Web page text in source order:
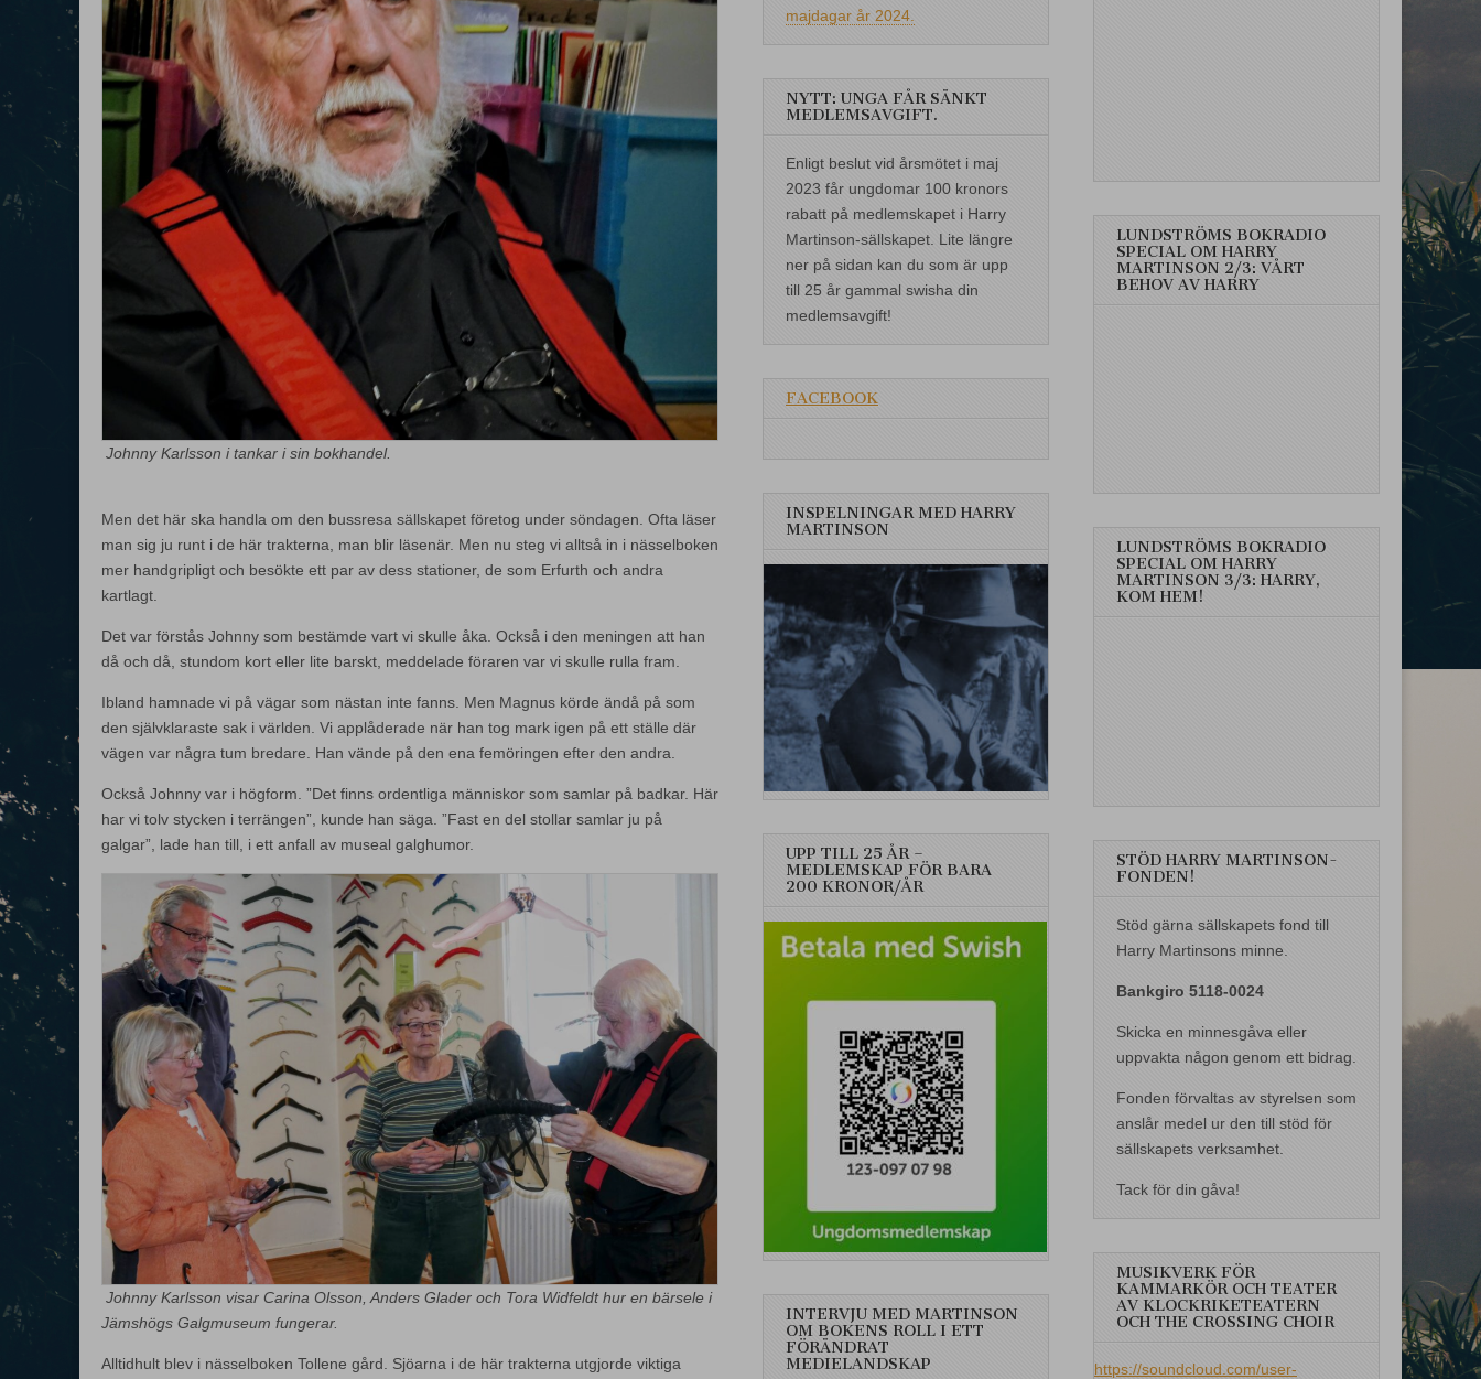
Johnny Karlsson i tankar i sin bokhandel.
Men det här ska handla om den bussresa sällskapet företog under söndagen. Ofta läser
man sig ju runt i de här trakterna, man blir läsenär. Men nu steg vi alltså in i nässelboken
mer handgripligt och besökte ett par av dess stationer, de som Erfurth och andra
kartlagt.
Det var förstås Johnny som bestämde vart vi skulle åka. Också i den meningen att han
då och då, stundom kort eller lite barskt, meddelade föraren var vi skulle rulla fram.
Ibland hamnade vi på vägar som nästan inte fanns. Men Magnus körde ändå på som
den självklaraste sak i världen. Vi applåderade när han tog mark igen på ett ställe där
vägen var några tum bredare. Han vände på den ena femöringen efter den andra.
Också Johnny var i högform. ”Det finns ordentliga människor som samlar på badkar. Här
har vi tolv stycken i terrängen”, kunde han säga. ”Fast en del stollar samlar ju på
galgar”, lade han till, i ett anfall av museal galghumor.
Johnny Karlsson visar Carina Olsson, Anders Glader och Tora Widfeldt hur en bärsele i
Jämshögs Galgmuseum fungerar.
Alltidhult blev i nässelboken Tollene gård. Sjöarna i de här trakterna utgjorde viktiga
majdagar år 2024.
NYTT: UNGA FÅR SÄNKT
MEDLEMSAVGIFT.
Enligt beslut vid årsmötet i maj
2023 får ungdomar 100 kronors
rabatt på medlemskapet i Harry
Martinson-sällskapet. Lite längre
ner på sidan kan du som är upp
till 25 år gammal swisha din
medlemsavgift!
FACEBOOK
INSPELNINGAR MED HARRY
MARTINSON
UPP TILL 25 ÅR –
MEDLEMSKAP FÖR BARA
200 KRONOR/ÅR
INTERVJU MED MARTINSON
OM BOKENS ROLL I ETT
FÖRÄNDRAT
MEDIELANDSKAP
LUNDSTRÖMS BOKRADIO
SPECIAL OM HARRY
MARTINSON 2/3: VÅRT
BEHOV AV HARRY
LUNDSTRÖMS BOKRADIO
SPECIAL OM HARRY
MARTINSON 3/3: HARRY,
KOM HEM!
STÖD HARRY MARTINSON-
FONDEN!
Stöd gärna sällskapets fond till
Harry Martinsons minne.
Bankgiro 5118-0024
Skicka en minnesgåva eller
uppvakta någon genom ett bidrag.
Fonden förvaltas av styrelsen som
anslår medel ur den till stöd för
sällskapets verksamhet.
Tack för din gåva!
MUSIKVERK FÖR
KAMMARKÖR OCH TEATER
AV KLOCKRIKETEATERN
OCH THE CROSSING CHOIR
https://soundcloud.com/user-